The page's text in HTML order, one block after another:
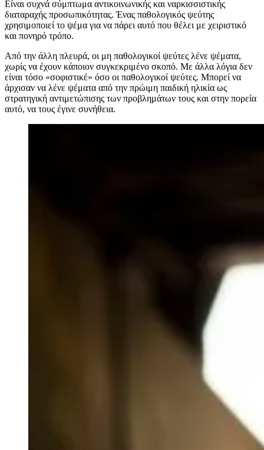
Είναι συχνά σύμπτωμα αντικοινωνικής και ναρκισσιστικής
διαταραχής προσωπικότητας. Ένας παθολογικός ψεύτης
χρησιμοποιεί το ψέμα για να πάρει αυτό που θέλει με χειριστικό
και πονηρό τρόπο.
Από την άλλη πλευρά, οι μη παθολογικοί ψεύτες λένε ψέματα,
χωρίς να έχουν κάποιον συγκεκριμένο σκοπό. Με άλλα λόγια δεν
είναι τόσο «σοφιστικέ» όσο οι παθολογικοί ψεύτες. Μπορεί να
άρχισαν να λένε ψέματα από την πρώιμη παιδική ηλικία ως
στρατηγική αντιμετώπισης των προβλημάτων τους και στην πορεία
αυτό, να τους έγινε συνήθεια.